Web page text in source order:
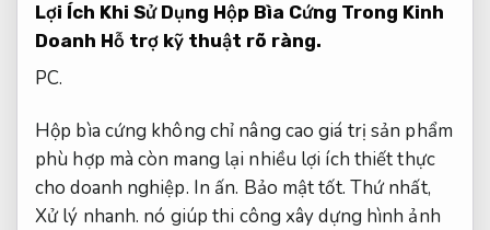
Lợi Ích Khi Sử Dụng Hộp Bìa Cứng Trong Kinh
Doanh Hỗ trợ kỹ thuật rõ ràng.
PC.
Hộp bìa cứng không chỉ nâng cao giá trị sản phẩm
phù hợp mà còn mang lại nhiều lợi ích thiết thực
cho doanh nghiệp. In ấn. Bảo mật tốt. Thứ nhất,
Xử lý nhanh. nó giúp thi công xây dựng hình ảnh